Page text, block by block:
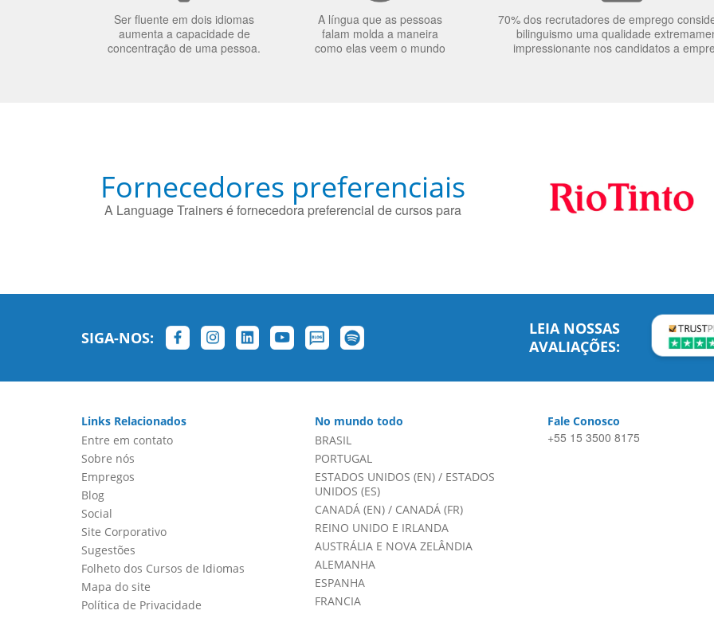
Ser fluente em dois idiomas
aumenta a capacidade de
concentração de uma pessoa.
A língua que as pessoas
falam molda a maneira
como elas veem o mundo
70% dos recrutadores de emprego
bilinguismo uma qualidade
impressionante nos candidatos a
Fornecedores preferenciais
A Language Trainers é fornecedora preferencial de cursos para
SIGA-NOS:
LEIA NOSSAS
AVALIAÇÕES:
Links Relacionados
Entre em contato
Sobre nós
Empregos
Blog
Social
Site Corporativo
Sugestões
Folheto dos Cursos de Idiomas
Mapa do site
Política de Privacidade
No mundo todo
BRASIL
PORTUGAL
ESTADOS UNIDOS (EN)/ ESTADOS
UNIDOS (ES)
CANADÁ (EN)/ CANADÁ (FR)
REINO UNIDO E IRLANDA
AUSTRÁLIA E NOVA ZELÂNDIA
ALEMANHA
ESPANHA
FRANCIA
Fale Conosco
+55 15 3500 8175